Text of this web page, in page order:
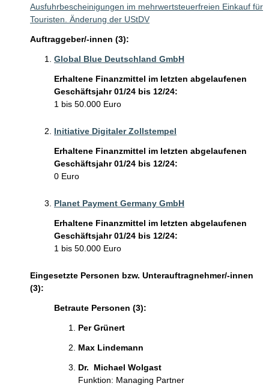
Ausfuhrbescheinigungen im mehrwertsteuerfreien Einkauf für
Touristen. Änderung der UStDV
Auftraggeber/-innen (3):
Global Blue Deutschland GmbH
Erhaltene Finanzmittel im letzten abgelaufenen
Geschäftsjahr 01/24 bis 12/24:
1 bis 50.000 Euro
Initiative Digitaler Zollstempel
Erhaltene Finanzmittel im letzten abgelaufenen
Geschäftsjahr 01/24 bis 12/24:
0 Euro
Planet Payment Germany GmbH
Erhaltene Finanzmittel im letzten abgelaufenen
Geschäftsjahr 01/24 bis 12/24:
1 bis 50.000 Euro
Eingesetzte Personen bzw. Unterauftragnehmer/-innen
(3):
Betraute Personen (3):
Per Grünert
Max Lindemann
Dr.  Michael Wolgast
Funktion: Managing Partner